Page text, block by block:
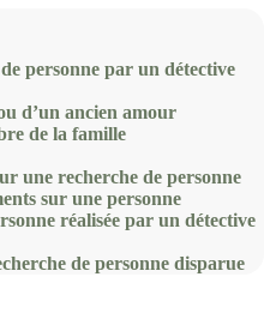
personne par un détective
d’un ancien amour
de la famille
une recherche de personne
sur une personne
réalisée par un détective
de personne disparue